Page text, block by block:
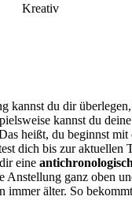
Kreativ
kannst du dir
kannst du
heißt, du beginnst mit
dich bis zur aktuellen
eine
Anstellung ganz oben
immer älter. So